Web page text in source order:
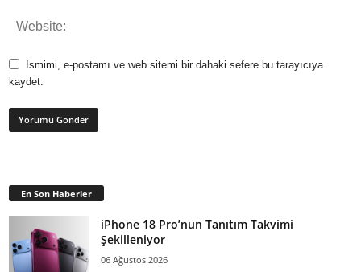
Ismimi, e-postamı ve web sitemi bir dahaki sefere bu tarayıcıya
kaydet.
En Son Haberler
iPhone 18 Pro’nun Tanıtım Takvimi
Şekilleniyor
06 Ağustos 2026